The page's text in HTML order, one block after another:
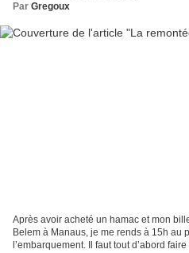
Par Gregoux
Après avoir acheté un hamac et mon
Belem à Manaus, je me rends à 15h au
l’embarquement. Il faut tout d’abord